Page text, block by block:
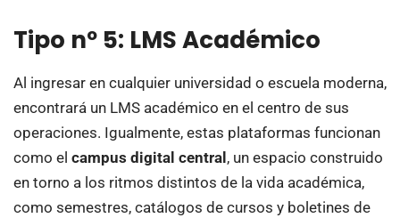
Tipo nº 5: LMS Académico
Al ingresar en cualquier universidad o escuela moderna,
encontrará un LMS académico en el centro de sus
operaciones. Igualmente, estas plataformas funcionan
como el campus digital central , un espacio construido
en torno a los ritmos distintos de la vida académica,
como semestres, catálogos de cursos y boletines de